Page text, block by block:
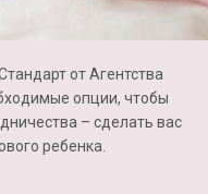
от Агентства
опции, чтобы
– сделать вас
ребенка.